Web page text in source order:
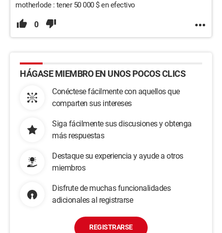
motherlode : tener 50 000 $ en efectivo
0
HÁGASE MIEMBRO EN UNOS POCOS CLICS
Conéctese fácilmente con aquellos que
comparten sus intereses
Siga fácilmente sus discusiones y obtenga
más respuestas
Destaque su experiencia y ayude a otros
miembros
Disfrute de muchas funcionalidades
adicionales al registrarse
REGISTRARSE